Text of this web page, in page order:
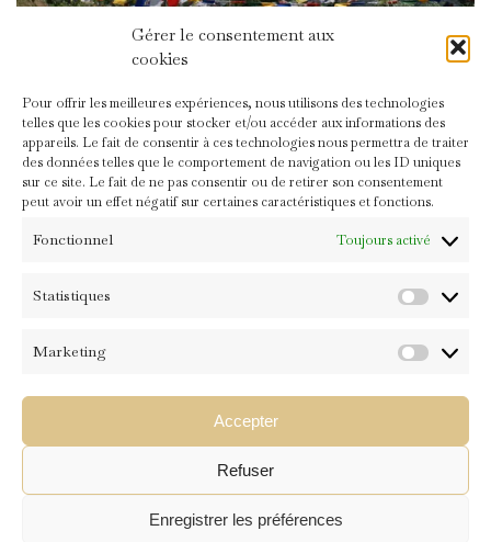
Gérer le consentement aux
cookies
Pour offrir les meilleures expériences, nous utilisons des technologies
telles que les cookies pour stocker et/ou accéder aux informations des
appareils. Le fait de consentir à ces technologies nous permettra de traiter
des données telles que le comportement de navigation ou les ID uniques
sur ce site. Le fait de ne pas consentir ou de retirer son consentement
peut avoir un effet négatif sur certaines caractéristiques et fonctions.
Fonctionnel Toujours activé
Statistiques
Marketing
Accepter
Refuser
Enregistrer les préférences
15 SEPTEMBRE 2014 NO COMMENTS
Un peu d’histoire…
Le Yoga vient principalement du Pakistan et de l’Afghanistan, qui
partout pour collecter de très nombreuses informations sur le sujet.Ses
plus ancienne au terme « Ashtanga Yoga », définissant
les 8 membres du